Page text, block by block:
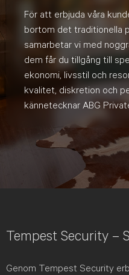
För att erbjuda våra
bortom det traditionella
samarbetar vi med
dem får du tillgång till
ekonomi, livsstil och
kvalitet, diskretion och
kännetecknar ABG
Tempest Security –
Genom Tempest Security